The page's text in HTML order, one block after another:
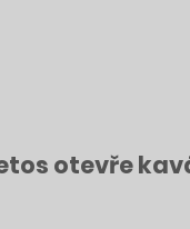
otevře